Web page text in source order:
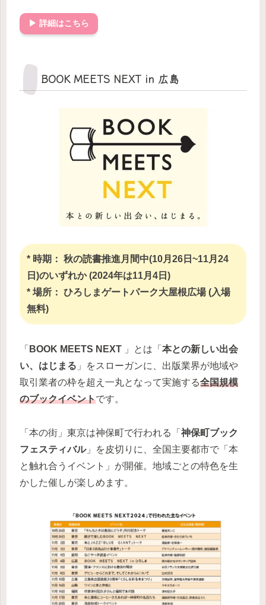
▶ 詳細はこちら
BOOK MEETS NEXT in 広島
* 時期： 秋の読書推進月間中(10月26日~11月24
日)のいずれか (2024年は11月4日)
* 場所： ひろしまゲートパーク大屋根広場 (入場
無料)
「 BOOK MEETS NEXT 」とは「 本との新しい出会
い、はじまる 」をスローガンに、出版業界が地域や
取引業者の枠を超え一丸となって実施する全国規模
のブックイベントです。
「本の街」東京は神保町で行われる「 神保町ブック
フェスティバル」を皮切りに、全国主要都市で「本
と触れ合うイベント」が開催。地域ごとの特色を生
かした催しが楽しめます。